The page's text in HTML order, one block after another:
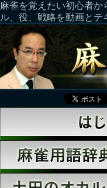
麻雀を覚えたい初心者か
ル、役、戦略を動画とテ